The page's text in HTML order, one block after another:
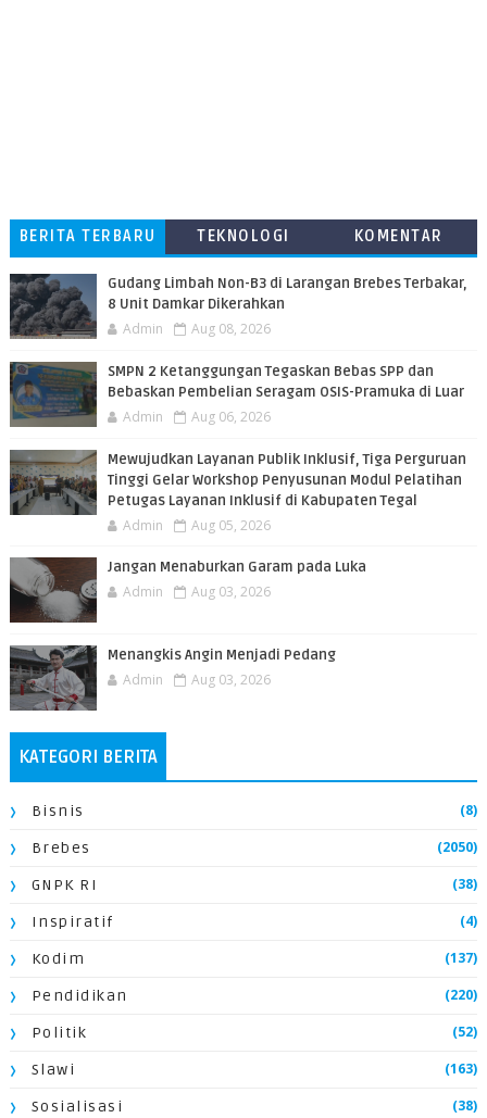
BERITA TERBARU TEKNOLOGI
KOMENTAR
​Gudang Limbah Non-B3 di Larangan Brebes Terbakar,
8 Unit Damkar Dikerahkan
Admin Aug 08, 2026
SMPN 2 Ketanggungan Tegaskan Bebas SPP dan
Bebaskan Pembelian Seragam OSIS-Pramuka di Luar
Admin Aug 06, 2026
​Mewujudkan Layanan Publik Inklusif, Tiga Perguruan
Tinggi Gelar Workshop Penyusunan Modul Pelatihan
Petugas Layanan Inklusif di Kabupaten Tegal
Admin Aug 05, 2026
Jangan Menaburkan Garam pada Luka
Admin Aug 03, 2026
Menangkis Angin Menjadi Pedang
Admin Aug 03, 2026
KATEGORI BERITA
Bisnis (8)
Brebes (2050)
GNPK RI (38)
Inspiratif (4)
Kodim (137)
Pendidikan (220)
Politik (52)
Slawi (163)
Sosialisasi (38)